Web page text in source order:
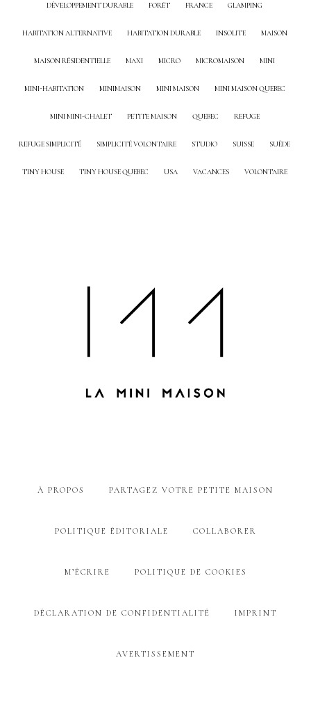
DÉVELOPPEMENT DURABLE FORÊT FRANCE GLAMPING
HABITATION ALTERNATIVE HABITATION DURABLE INSOLITE MAISON
MAISON RÉSIDENTIELLE MAXI MICRO MICROMAISON MINI
MINI-HABITATION MINIMAISON MINI MAISON MINI MAISON QUEBEC
MINI MINI-CHALET PETITE MAISON QUEBEC REFUGE
REFUGE SIMPLICITÉ SIMPLICITÉ VOLONTAIRE STUDIO SUISSE SUÈDE
TINY HOUSE TINY HOUSE QUEBEC USA VACANCES VOLONTAIRE
À PROPOS PARTAGEZ VOTRE PETITE MAISON
POLITIQUE ÉDITORIALE COLLABORER
M’ÉCRIRE POLITIQUE DE COOKIES
DÉCLARATION DE CONFIDENTIALITÉ IMPRINT
AVERTISSEMENT